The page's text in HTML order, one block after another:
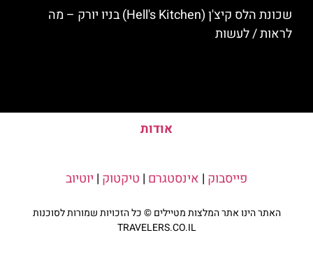
שכונת הלס קיצ'ן (Hell's Kitchen) בניו יורק – מה
לראות / לעשות
אודות
פייסבוק | אינסטגרם | טיקטוק | יוטיוב
האתר הינו אתר המלצות מטיילים © כל הזכויות שמורות לסוכנות
TRAVELERS.CO.IL